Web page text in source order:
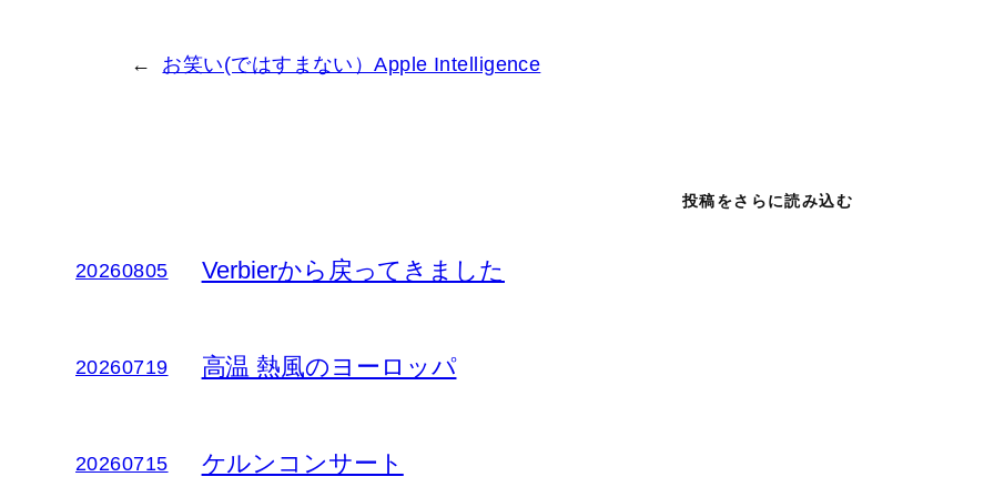
← お笑い(ではすまない）Apple Intelligence
投稿をさらに読み込む
20260805 Verbierから戻ってきました
20260719 高温 熱風のヨーロッパ
20260715 ケルンコンサート